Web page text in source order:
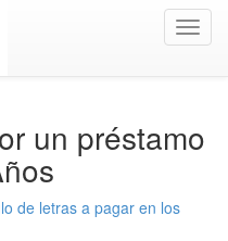
un préstamo
de letras a pagar en los